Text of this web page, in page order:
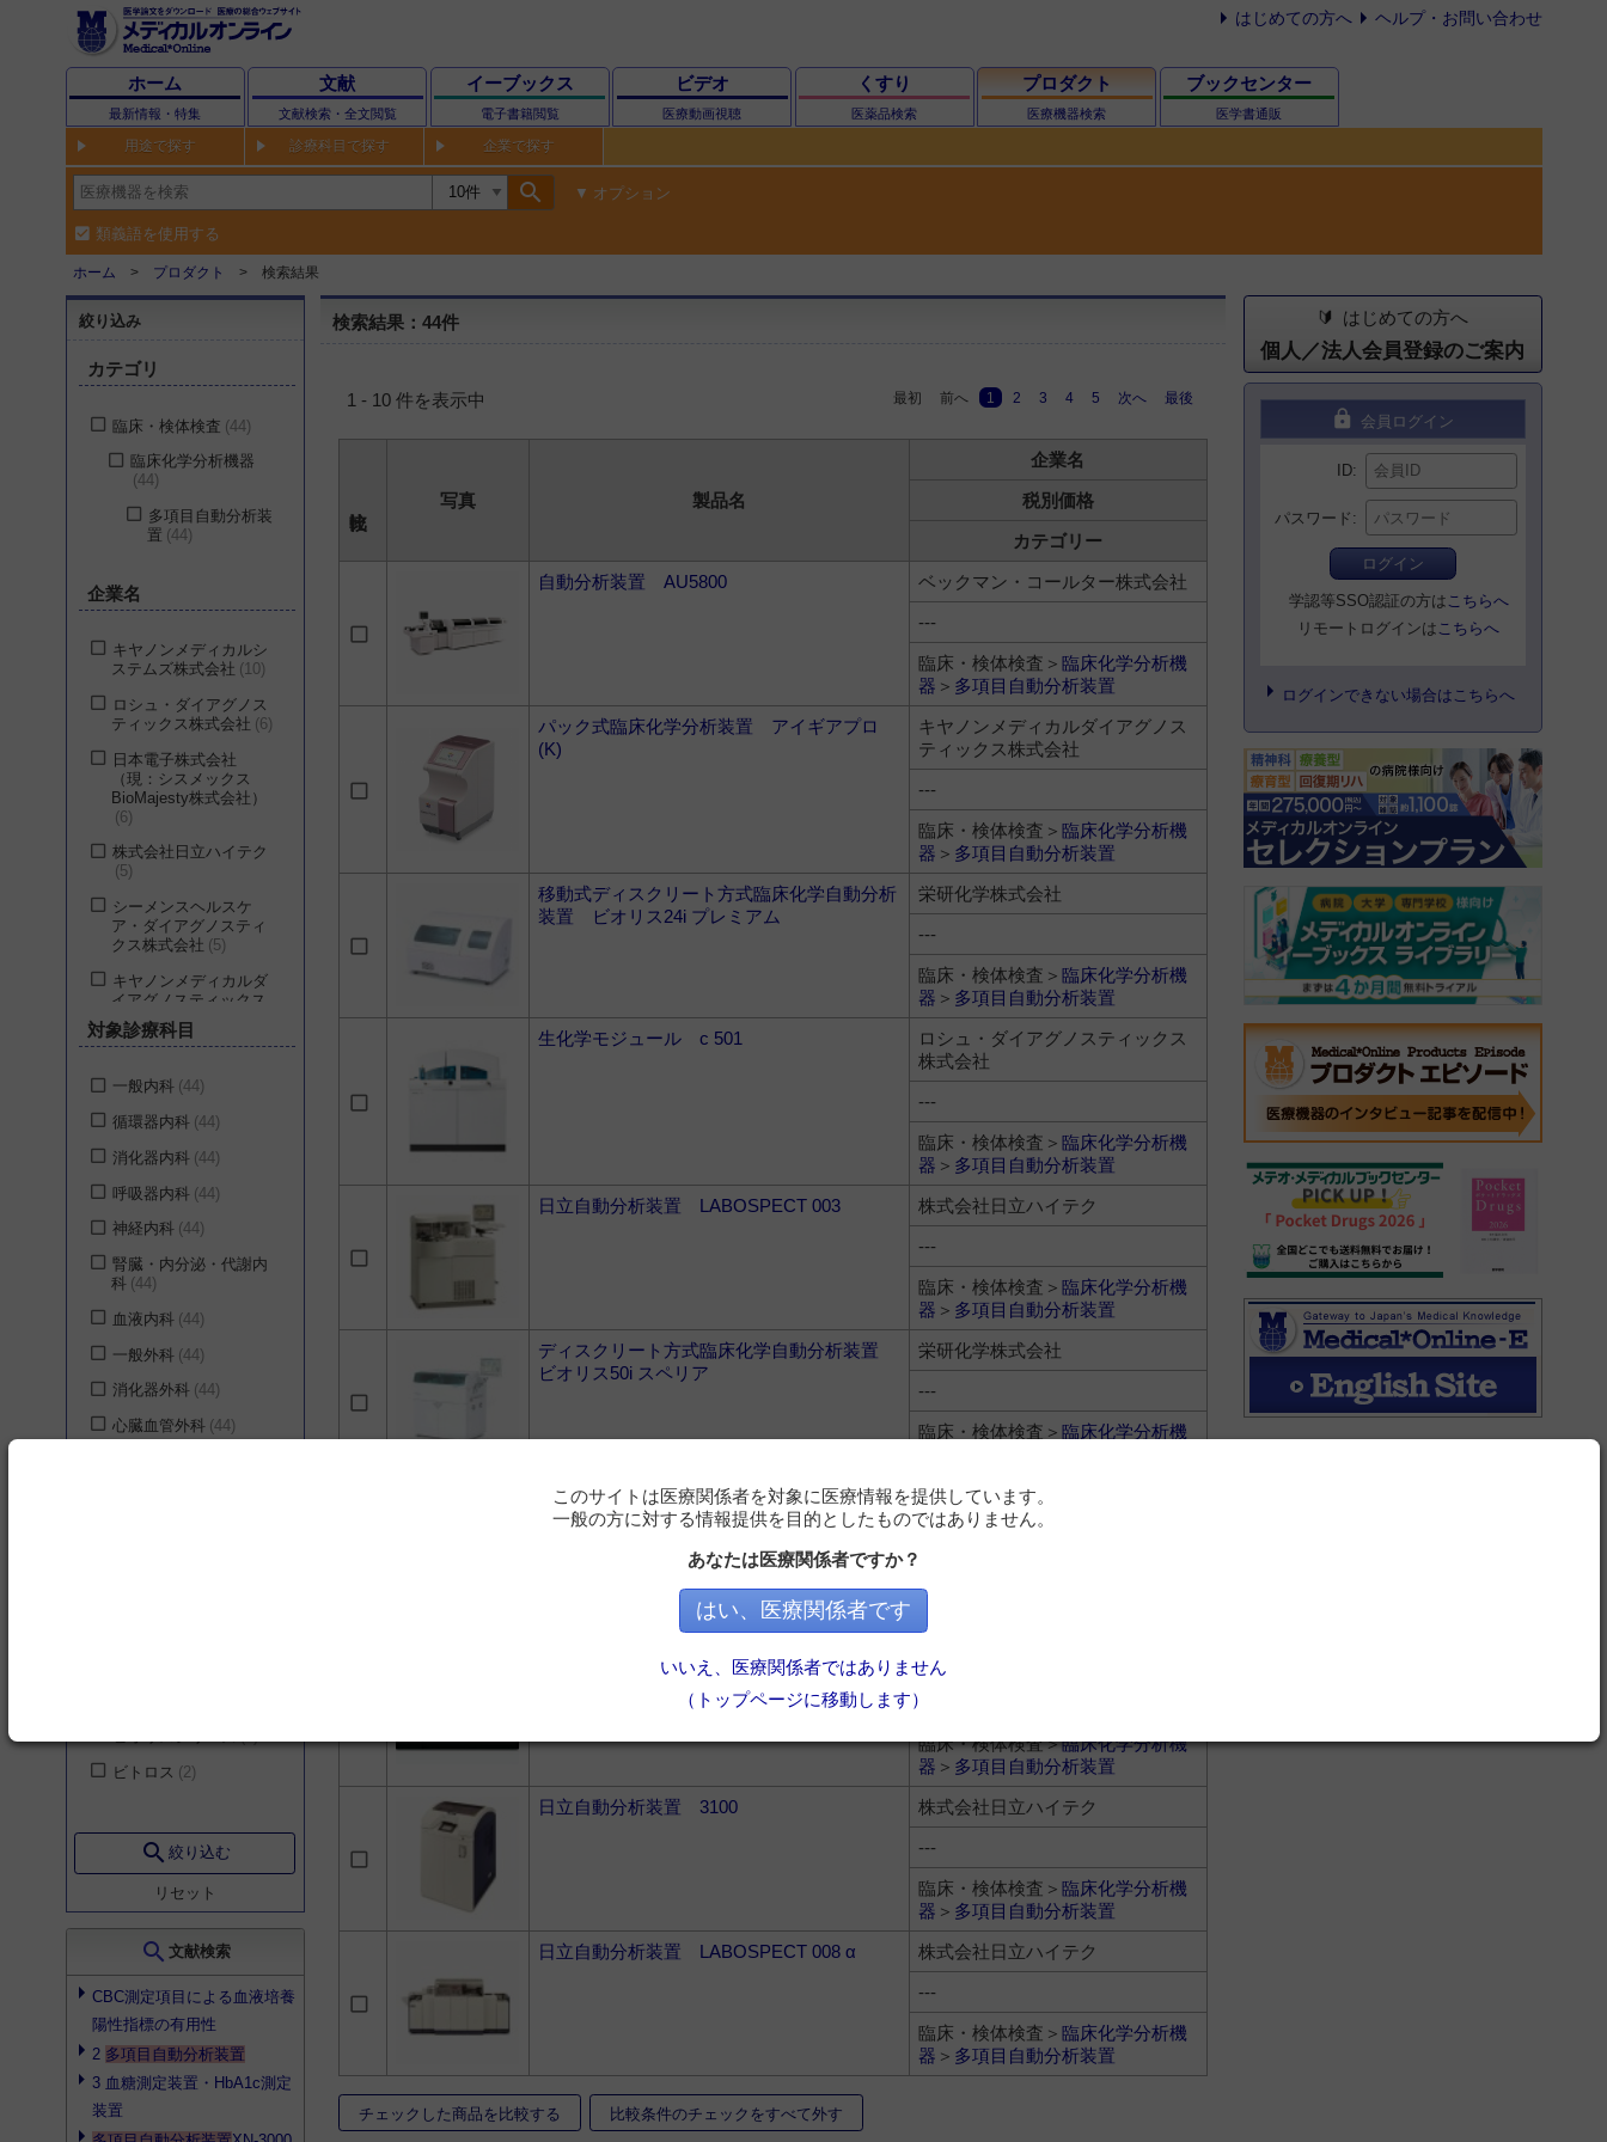
はじめての方へ ヘルプ・お問い合わせ
ホーム
最新情報・特集
文献
文献検索・全文閲覧
イーブックス
電子書籍閲覧
ビデオ
医療動画視聴
くすり
医薬品検索
プロダクト
医療機器検索
ブックセンター
医学書通販
用途で探す 診療科目で探す 企業で探す
search オプション
類義語を使用する
ホーム プロダクト 検索結果
絞り込み
カテゴリ
臨床・検体検査 44
臨床化学分析機器
44
多項目自動分析装
置 44
企業名
キヤノンメディカルシ
ステムズ株式会社 10
ロシュ・ダイアグノス
ティックス株式会社 6
日本電子株式会社
（現：シスメックス
BioMajesty株式会社）
6
株式会社日立ハイテク
5
シーメンスヘルスケ
ア・ダイアグノスティ
クス株式会社 5
キヤノンメディカルダ
イアグノスティックス
株式会社 4
ダイアグノスティック
ス株式会社
2
対象診療科目
一般内科 44
循環器内科 44
消化器内科 44
呼吸器内科 44
神経内科 44
腎臓・内分泌・代謝内
科 44
血液内科 44
一般外科 44
消化器外科 44
心臓血管外科 44
リウマチ内科 36
整形外科 36
精神・神経科 36
救急医学科 36
形成外科 32
心療内科 30
耳鼻咽喉科 30
眼科 30
皮膚科
放射線科 30
ビトロス
2
search 絞り込む
リセット
search 文献検索
CBC測定項目による血液培養
陽性指標の有用性
2 多項目自動分析装置
3 血糖測定装置・HbA1c測定
装置
検索結果：44件
1 - 10 件を表示中 最初 前へ 1 2 3 4 5 次へ 最後
写真 製品名
企業名
税別価格
カテゴリー
自動分析装置 AU5800
ベックマン・コールター株式会社
---
臨床・検体検査＞ 臨床化学分析機
器 ＞ 多項目自動分析装置
パック式臨床化学分析装置 アイギアプロ
(K)
キヤノンメディカルダイアグノス
ティックス株式会社
---
臨床・検体検査＞ 臨床化学分析機
器 ＞ 多項目自動分析装置
移動式ディスクリート方式臨床化学自動分析
装置 ビオリス24i プレミアム
栄研化学株式会社
---
臨床・検体検査＞ 臨床化学分析機
器 ＞ 多項目自動分析装置
生化学モジュール c 501
ロシュ・ダイアグノスティックス
株式会社
---
臨床・検体検査＞ 臨床化学分析機
器 ＞ 多項目自動分析装置
日立自動分析装置 LABOSPECT 003
株式会社日立ハイテク
---
臨床・検体検査＞ 臨床化学分析機
器 ＞ 多項目自動分析装置
ディスクリート方式臨床化学自動分析装置
ビオリス50i スペリア
栄研化学株式会社
---
臨床・検体検査＞ 臨床化学分析機
日立自動分析装置 LABOSPECT 006
株式会社日立ハイテク
---
器
生化学多項目処理モジュール e 502
ロシュ・ダイアグノスティックス
株式会社
臨床・検体検査＞臨床化学分析機
器 ＞ 多項目自動分析装置
日立自動分析装置 3100
株式会社日立ハイテク
---
臨床・検体検査＞ 臨床化学分析機
器 ＞ 多項目自動分析装置
日立自動分析装置 LABOSPECT 008 α
株式会社日立ハイテク
---
臨床・検体検査＞ 臨床化学分析機
器 ＞ 多項目自動分析装置
チェックした商品を比較する 比較条件のチェックをすべて外す
はじめての方へ
個人／法人会員登録のご案内
lock 会員ログイン
ID
パスワード
ログイン
学認等SSO認証の方は こちらへ
リモートログインは こちらへ
ログインできない場合はこちらへ
このサイトは医療関係者を対象に医療情報を提供しています。
一般の方に対する情報提供を目的としたものではありません。
あなたは医療関係者ですか？
はい、医療関係者です
いいえ、医療関係者ではありません
（トップページに移動します）